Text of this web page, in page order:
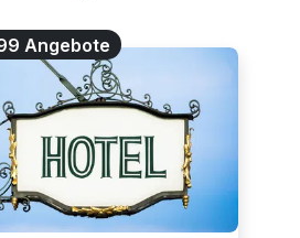
Angebote